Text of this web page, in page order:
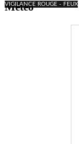
VIGILANCE ROUGE - FEUX
Météo